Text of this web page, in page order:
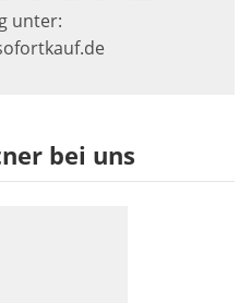
unter:
bei uns